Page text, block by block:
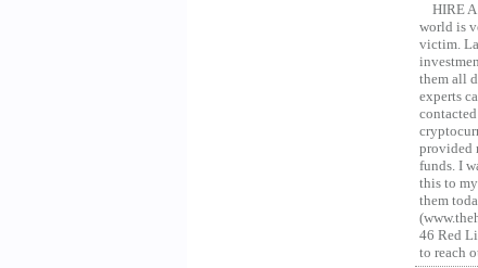
HIRE
world is
victim.
them all
experts
provided
funds. I
this to
them
46 Red
to reach